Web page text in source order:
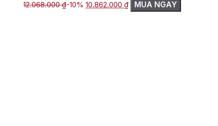
12.068.000₫-10%
gốc
10.862.000 ₫
hiện
MUA NGAY